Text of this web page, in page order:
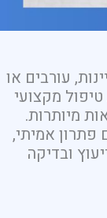
עורבים או
מקצועי
מיותרות.
פתרון אמיתי,
ובדיקה